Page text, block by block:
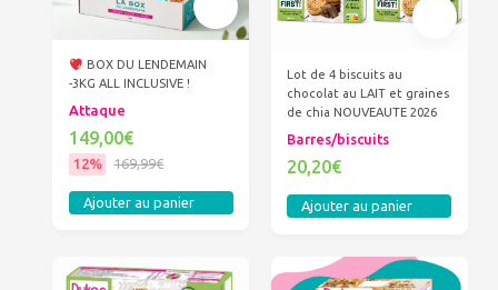
BOX DU LENDEMAIN
-3KG ALL INCLUSIVE !
Attaque
149,00€
12% 169,99€
Ajouter au panier
Lot de 4 biscuits au
chocolat au LAIT et graines
de chia NOUVEAUTE 2026
Barres/biscuits
20,20€
Ajouter au panier